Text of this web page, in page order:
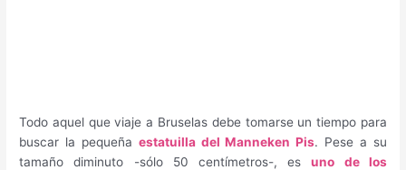
Todo aquel que viaje a Bruselas debe tomarse un tiempo para
buscar la pequeña estatuilla del Manneken Pis. Pese a su
tamaño diminuto -sólo 50 centímetros-, esuno de los